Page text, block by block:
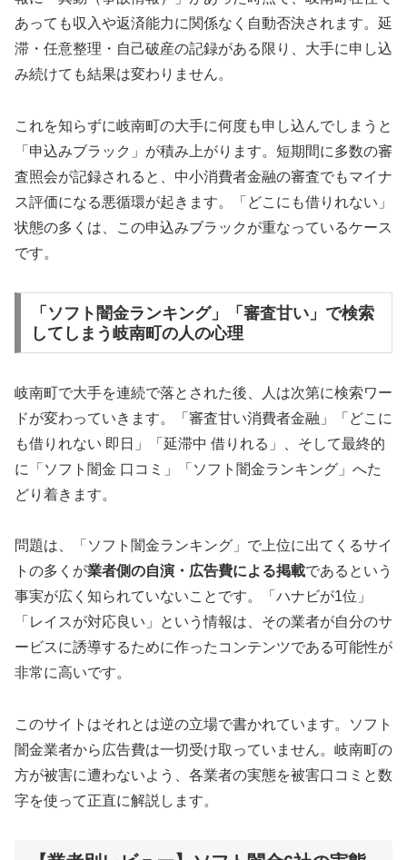
あっても収入や返済能力に関係なく自動否決されます。延
滞・任意整理・自己破産の記録がある限り、大手に申し込
み続けても結果は変わりません。
これを知らずに岐南町の大手に何度も申し込んでしまうと
「申込みブラック」が積み上がります。短期間に多数の審
査照会が記録されると、中小消費者金融の審査でもマイナ
ス評価になる悪循環が起きます。「どこにも借りれない」
状態の多くは、この申込みブラックが重なっているケース
です。
「ソフト闇金ランキング」「審査甘い」で検索
してしまう岐南町の人の心理
岐南町で大手を連続で落とされた後、人は次第に検索ワー
ドが変わっていきます。「審査甘い消費者金融」「どこに
も借りれない 即日」「延滞中 借りれる」、そして最終的
に「ソフト闇金 口コミ」「ソフト闇金ランキング」へた
どり着きます。
問題は、「ソフト闇金ランキング」で上位に出てくるサイ
トの多くが業者側の自演・広告費による掲載であるという
事実が広く知られていないことです。「ハナビが1位」
「レイスが対応良い」という情報は、その業者が自分のサ
ービスに誘導するために作ったコンテンツである可能性が
非常に高いです。
このサイトはそれとは逆の立場で書かれています。ソフト
闇金業者から広告費は一切受け取っていません。岐南町の
方が被害に遭わないよう、各業者の実態を被害口コミと数
字を使って正直に解説します。